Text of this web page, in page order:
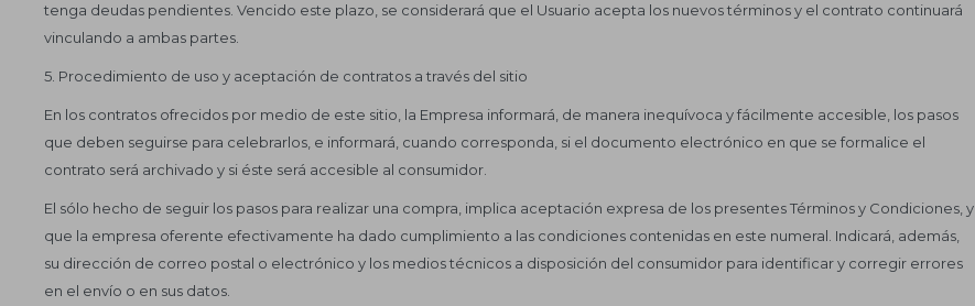
tenga deudas pendientes. Vencido este plazo, se considerará que el Usuario acepta los nuevos términos y el contrato continuará
vinculando a ambas partes.
5. Procedimiento de uso y aceptación de contratos a través del sitio
En los contratos ofrecidos por medio de este sitio, la Empresa informará, de manera inequívoca y fácilmente accesible, los pasos
que deben seguirse para celebrarlos, e informará, cuando corresponda, si el documento electrónico en que se formalice el
contrato será archivado y si éste será accesible al consumidor.
El sólo hecho de seguir los pasos para realizar una compra, implica aceptación expresa de los presentes Términos y Condiciones, y
que la empresa oferente efectivamente ha dado cumplimiento a las condiciones contenidas en este numeral. Indicará, además,
su dirección de correo postal o electrónico y los medios técnicos a disposición del consumidor para identificar y corregir errores
en el envío o en sus datos.